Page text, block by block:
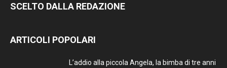
SCELTO DALLA REDAZIONE
ARTICOLI POPOLARI
L’addio alla piccola Angela, la bimba di tre anni